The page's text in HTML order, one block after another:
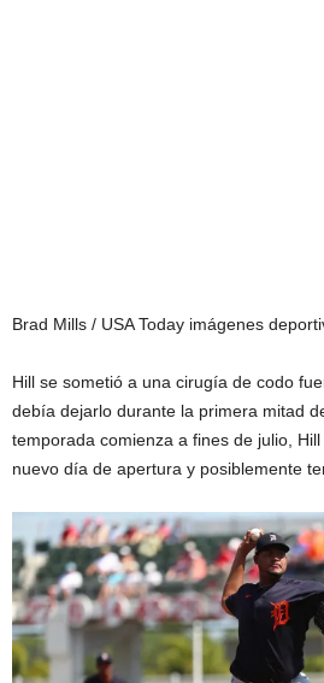
Brad Mills / USA Today imágenes
Hill se sometió a una cirugía de codo
debía dejarlo durante la primera mitad
temporada comienza a fines de julio,
nuevo día de apertura y posiblemente